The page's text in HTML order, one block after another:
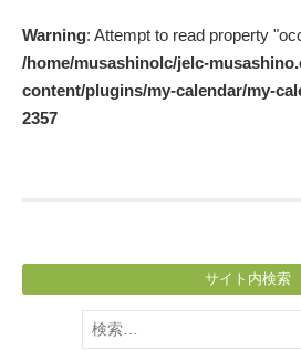
Warning: Attempt to read property
/home/musashinolc/jelc-
content/plugins/my-calendar/my-
2357
サイト内検索
検
索: